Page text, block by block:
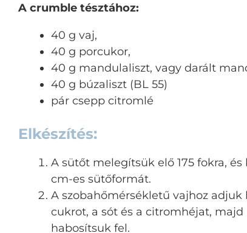
A crumble tésztához:
40 g vaj,
40 g porcukor,
40 g mandulaliszt, vagy darált
40 g búzaliszt (BL 55)
pár csepp citromlé
Elkészítés:
A sütőt melegítsük elő 175 fokra,
cm-es sütőformát.
A szobahőmérsékletű vajhoz adjuk
cukrot, a sót és a citromhéjat,
habosítsuk fel.